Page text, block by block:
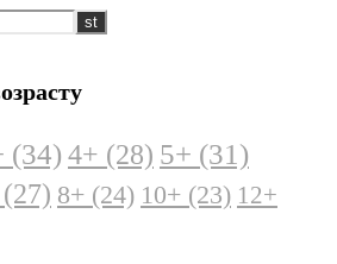
(34) 4+ (28) 5+ (31)
(27) 8+ (24) 10+ (23) 12+